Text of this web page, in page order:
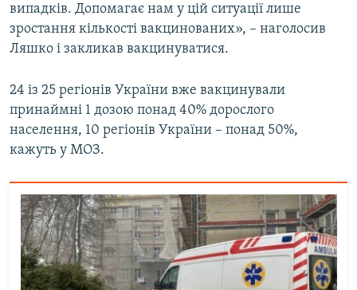
випадків. Допомагає нам у цій ситуації лише
зростання кількості вакцинованих», – наголосив
Ляшко і закликав вакцинуватися.
24 із 25 регіонів України вже вакцинували
принаймні 1 дозою понад 40% дорослого
населення, 10 регіонів України – понад 50%,
кажуть у МОЗ.